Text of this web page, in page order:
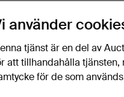
använder
tjänst är en del av
att tillhandahålla
för de som